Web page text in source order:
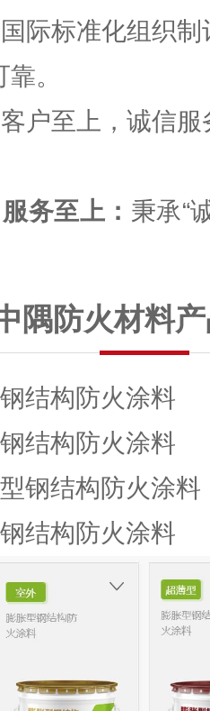
国际标准化组织
。
客户至上，诚信
务至上： 秉承“
隅防火材料
结构防火涂料
结构防火涂料
钢结构防火涂料
结构防火涂料